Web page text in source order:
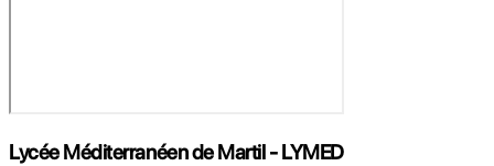
Lycée Méditerranéen de Martil - LYMED